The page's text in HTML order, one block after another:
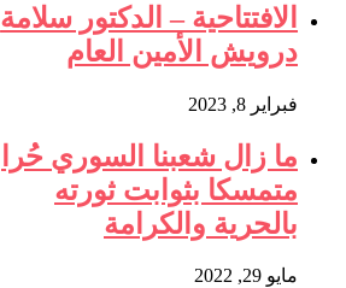
الافتتاحية – الدكتور سلامة
درويش الأمين العام
فبراير 8, 2023
ما زال شعبنا السوري حُرا
متمسكا بثوابت ثورته
بالحرية والكرامة
مايو 29, 2022